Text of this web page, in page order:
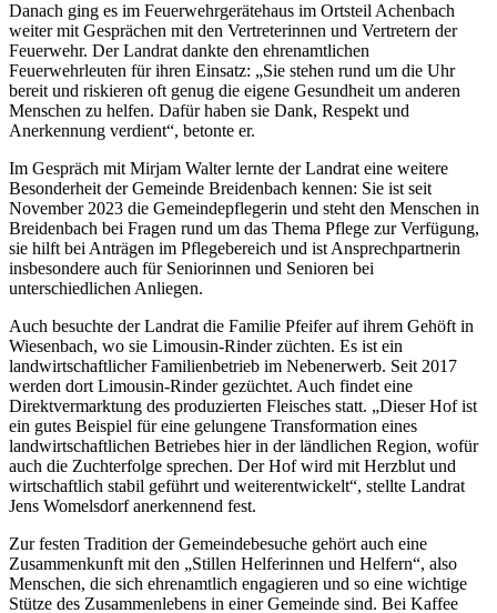
Danach ging es im Feuerwehrgerätehaus im Ortsteil Achenbach
weiter mit Gesprächen mit den Vertreterinnen und Vertretern der
Feuerwehr. Der Landrat dankte den ehrenamtlichen
Feuerwehrleuten für ihren Einsatz: „Sie stehen rund um die Uhr
bereit und riskieren oft genug die eigene Gesundheit um anderen
Menschen zu helfen. Dafür haben sie Dank, Respekt und
Anerkennung verdient“, betonte er.
Im Gespräch mit Mirjam Walter lernte der Landrat eine weitere
Besonderheit der Gemeinde Breidenbach kennen: Sie ist seit
November 2023 die Gemeindepflegerin und steht den Menschen in
Breidenbach bei Fragen rund um das Thema Pflege zur Verfügung,
sie hilft bei Anträgen im Pflegebereich und ist Ansprechpartnerin
insbesondere auch für Seniorinnen und Senioren bei
unterschiedlichen Anliegen.
Auch besuchte der Landrat die Familie Pfeifer auf ihrem Gehöft in
Wiesenbach, wo sie Limousin-Rinder züchten. Es ist ein
landwirtschaftlicher Familienbetrieb im Nebenerwerb. Seit 2017
werden dort Limousin-Rinder gezüchtet. Auch findet eine
Direktvermarktung des produzierten Fleisches statt. „Dieser Hof ist
ein gutes Beispiel für eine gelungene Transformation eines
landwirtschaftlichen Betriebes hier in der ländlichen Region, wofür
auch die Zuchterfolge sprechen. Der Hof wird mit Herzblut und
wirtschaftlich stabil geführt und weiterentwickelt“, stellte Landrat
Jens Womelsdorf anerkennend fest.
Zur festen Tradition der Gemeindebesuche gehört auch eine
Zusammenkunft mit den „Stillen Helferinnen und Helfern“, also
Menschen, die sich ehrenamtlich engagieren und so eine wichtige
Stütze des Zusammenlebens in einer Gemeinde sind. Bei Kaffee